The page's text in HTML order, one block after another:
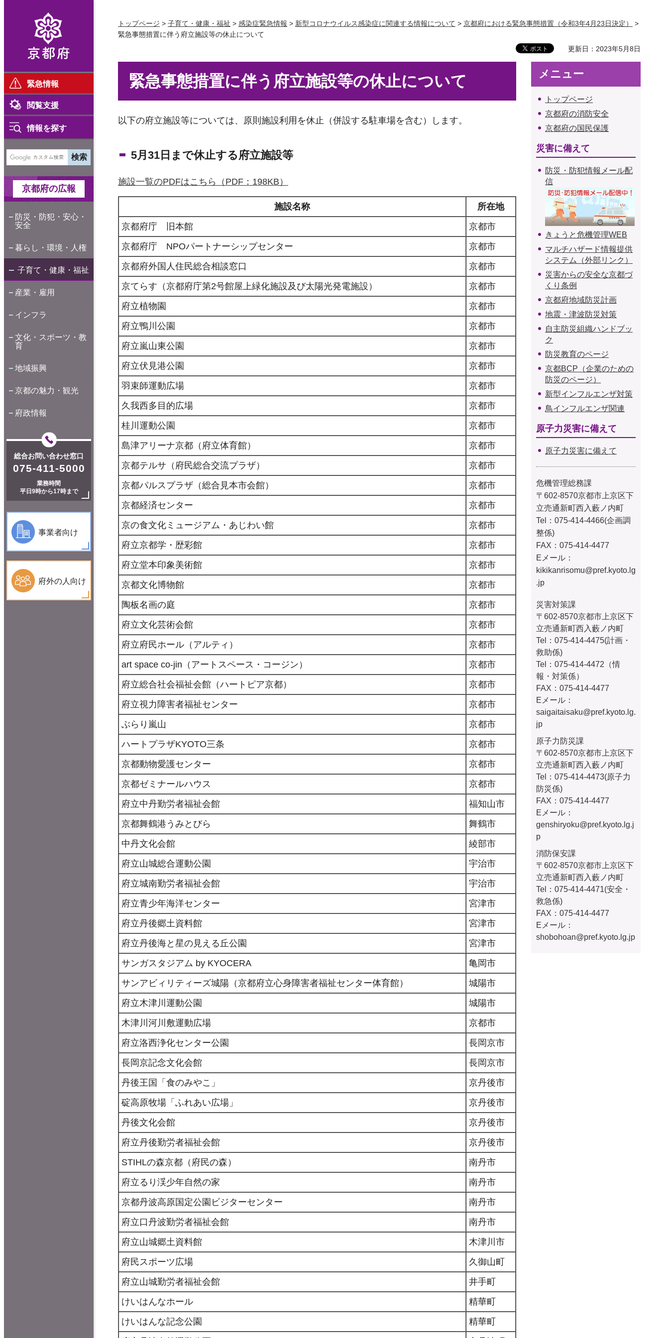
緊急情報
閲覧支援
情報を探す
京都府の広報
防災・防犯・安心・
安全
暮らし・環境・人権
子育て・健康・福祉
産業・雇用
インフラ
文化・スポーツ・教
育
地域振興
京都の魅力・観光
府政情報
総合お問い合わせ窓口
075-411-5000
業務時間
平日9時から17時まで
事業者向け
府外の人向け
トップページ > 子育て・健康・福祉 > 感染症緊急情報 > 新型コロナウイルス感染症に関連する情報について > 京都府における緊急事態措置（令和3年4月23日決定）
>
緊急事態措置に伴う府立施設等の休止について
更新日：2023年5月8日
緊急事態措置に伴う府立施設等の休止について
以下の府立施設等については、原則施設利用を休止（併設する駐車場を含む）します。
5月31日まで休止する府立施設等
施設一覧のPDFはこちら（PDF：198KB）
施設名称
所在地
京都府庁 旧本館
京都市
京都府庁 NPOパートナーシップセンター
京都市
京都府外国人住民総合相談窓口
京都市
京てらす（京都府庁第2号館屋上緑化施設及び太陽光発電施設）
京都市
府立植物園
京都市
府立鴨川公園
京都市
府立嵐山東公園
京都市
府立伏見港公園
京都市
羽束師運動広場
京都市
久我西多目的広場
京都市
桂川運動公園
京都市
島津アリーナ京都（府立体育館）
京都市
京都テルサ（府民総合交流プラザ）
京都市
京都パルスプラザ（総合見本市会館）
京都市
京都経済センター
京都市
京の食文化ミュージアム・あじわい館
京都市
府立京都学・歴彩館
京都市
府立堂本印象美術館
京都市
京都文化博物館
京都市
陶板名画の庭
京都市
府立文化芸術会館
京都市
府立府民ホール（アルティ）
京都市
art space co-jin（アートスペース・コージン）
京都市
府立総合社会福祉会館（ハートピア京都）
京都市
府立視力障害者福祉センター
京都市
ぶらり嵐山
京都市
ハートプラザKYOTO三条
京都市
京都動物愛護センター
京都市
京都ゼミナールハウス
京都市
府立中丹勤労者福祉会館
福知山市
京都舞鶴港うみとびら
舞鶴市
中丹文化会館
綾部市
府立山城総合運動公園
宇治市
府立城南勤労者福祉会館
宇治市
府立青少年海洋センター
宮津市
府立丹後郷土資料館
宮津市
府立丹後海と星の見える丘公園
宮津市
サンガスタジアム by KYOCERA
亀岡市
サンアビィリティーズ城陽（京都府立心身障害者福祉センター体育館）
城陽市
府立木津川運動公園
城陽市
木津川河川敷運動広場
京都市
府立洛西浄化センター公園
長岡京市
長岡京記念文化会館
長岡京市
丹後王国「食のみやこ」
京丹後市
碇高原牧場「ふれあい広場」
京丹後市
丹後文化会館
京丹後市
府立丹後勤労者福祉会館
京丹後市
STIHLの森京都（府民の森）
南丹市
府立るり渓少年自然の家
南丹市
京都丹波高原国定公園ビジターセンター
南丹市
府立口丹波勤労者福祉会館
南丹市
府立山城郷土資料館
木津川市
府民スポーツ広場
久御山町
府立山城勤労者福祉会館
井手町
けいはんなホール
精華町
けいはんな記念公園
精華町
メニュー
トップページ
京都府の消防安全
京都府の国民保護
災害に備えて
防災・防犯情報メール配
信
きょうと危機管理WEB
マルチハザード情報提供
システム（外部リンク）
災害からの安全な京都づ
くり条例
京都府地域防災計画
地震・津波防災対策
自主防災組織ハンドブッ
ク
防災教育のページ
京都BCP（企業のための
防災のページ）
新型インフルエンザ対策
鳥インフルエンザ関連
原子力災害に備えて
原子力災害に備えて
危機管理総務課
〒602-8570京都市上京区下
立売通新町西入藪ノ内町
Tel：075-414-4466(企画調
整係)
FAX：075-414-4477
Eメール：
kikikanrisomu@pref.kyoto.lg
.jp
災害対策課
〒602-8570京都市上京区下
立売通新町西入藪ノ内町
Tel：075-414-4475(計画・
救助係)
Tel：075-414-4472（情
報・対策係）
FAX：075-414-4477
Eメール：
saigaitaisaku@pref.kyoto.lg.
jp
原子力防災課
〒602-8570京都市上京区下
立売通新町西入藪ノ内町
Tel：075-414-4473(原子力
防災係)
FAX：075-414-4477
Eメール：
genshiryoku@pref.kyoto.lg.j
p
消防保安課
〒602-8570京都市上京区下
立売通新町西入藪ノ内町
Tel：075-414-4471(安全・
救急係)
FAX：075-414-4477
Eメール：
shobohoan@pref.kyoto.lg.jp